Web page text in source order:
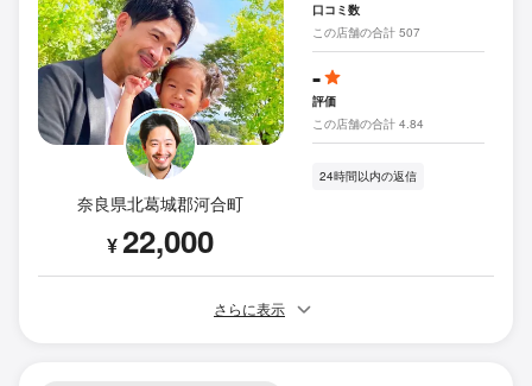
奈良県北葛城郡河合町
¥22,000
口コミ数
この店舗の合計 507
-
評価
この店舗の合計 4.84
24時間以内の返信
さらに表示